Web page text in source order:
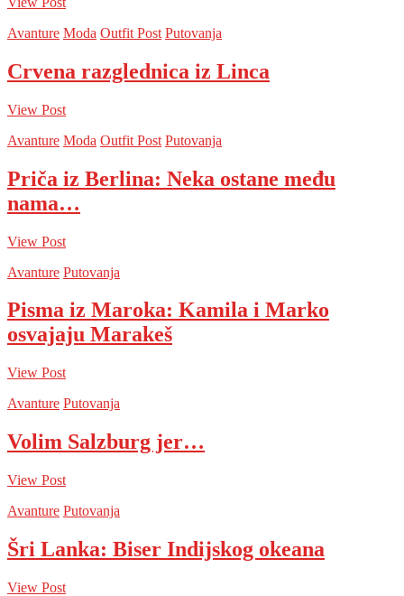
Avanture Moda Outfit Post Putovanja
Crvena razglednica iz Linca
View Post
Avanture Moda Outfit Post Putovanja
Priča iz Berlina: Neka ostane među
nama…
View Post
Avanture Putovanja
Pisma iz Maroka: Kamila i Marko
osvajaju Marakeš
View Post
Avanture Putovanja
Volim Salzburg jer…
View Post
Avanture Putovanja
Šri Lanka: Biser Indijskog okeana
View Post